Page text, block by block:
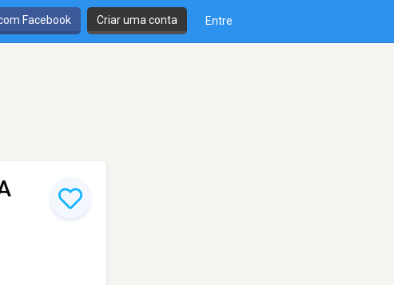
Facebook Criar uma conta Entre